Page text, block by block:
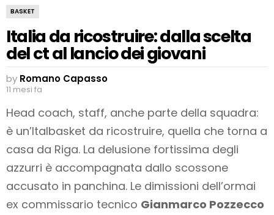
BASKET
Italia da ricostruire: dalla scelta
del ct al lancio dei giovani
by Romano Capasso
11 mesi fa
Head coach, staff, anche parte della squadra:
è un’Italbasket da ricostruire, quella che torna a
casa da Riga. La delusione fortissima degli
azzurri è accompagnata dallo scossone
accusato in panchina. Le dimissioni dell’ormai
ex commissario tecnico Gianmarco Pozzecco